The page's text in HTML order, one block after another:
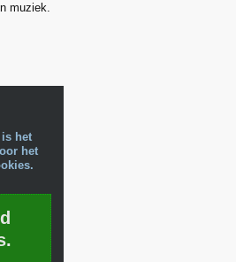
muziek.
het
het